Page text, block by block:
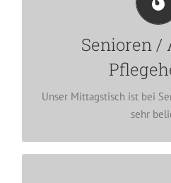
Senioren /
Unser Mittagstisch ist bei
sehr
Wir liefern unsere
nachhaltigen Glasschalen
UNSERE